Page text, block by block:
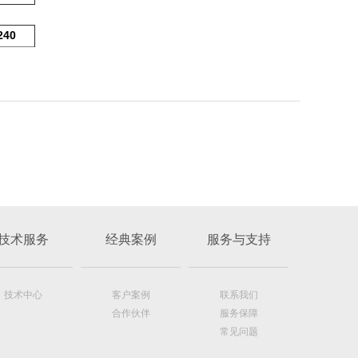
术服务
技术中心
经典案例
客户案例
合作伙伴
服务与支持
联系我们
服务保障
常见问题